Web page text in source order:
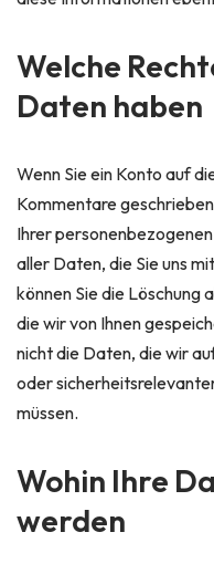
Welche
Daten haben
Wenn Sie ein Konto auf
Kommentare
Ihrer
aller Daten, die Sie uns
können Sie die Löschung
die wir von Ihnen
nicht die Daten, die wir
oder
müssen.
Wohin Ihre
werden